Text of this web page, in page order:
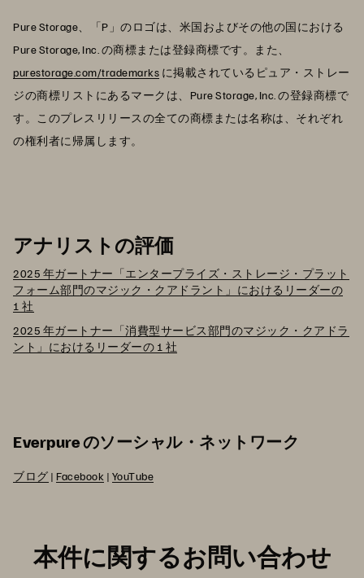
Pure Storage、「P」のロゴは、米国およびその他の国における
Pure Storage, Inc. の商標または登録商標です。また、
purestorage.com/trademarks に掲載されているピュア・ストレー
ジの商標リストにあるマークは、Pure Storage, Inc. の登録商標で
す。このプレスリリースの全ての商標または名称は、それぞれ
の権利者に帰属します。
アナリストの評価
2025 年ガートナー「エンタープライズ・ストレージ・プラット
フォーム部門のマジック・クアドラント」におけるリーダーの
1 社
2025 年ガートナー「消費型サービス部門のマジック・クアドラ
ント」におけるリーダーの 1 社
Everpure のソーシャル・ネットワーク
ブログ | Facebook | YouTube
本件に関するお問い合わせ